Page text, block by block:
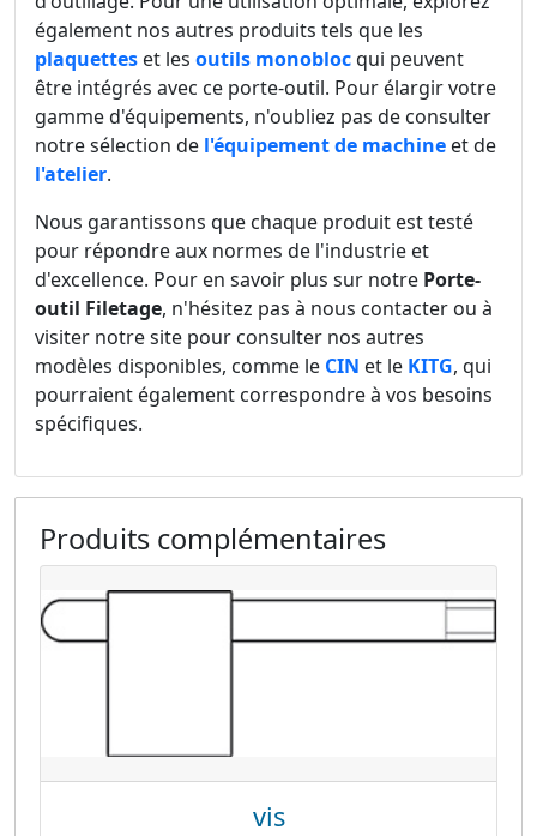
également nos autres produits tels que les
plaquettes et les outils monoblocqui peuvent
être intégrés avec ce porte-outil. Pour élargir votre
gamme d'équipements, n'oubliez pas de consulter
notre sélection de l'équipement de machine et de
l'atelier.
Nous garantissons que chaque produit est testé
pour répondre aux normes de l'industrie et
d'excellence. Pour en savoir plus sur notre Porte-
outil Filetage, n'hésitez pas à nous contacter ou à
visiter notre site pour consulter nos autres
modèles disponibles, comme le CIN et le KITG, qui
pourraient également correspondre à vos besoins
spécifiques.
Produits complémentaires
vis